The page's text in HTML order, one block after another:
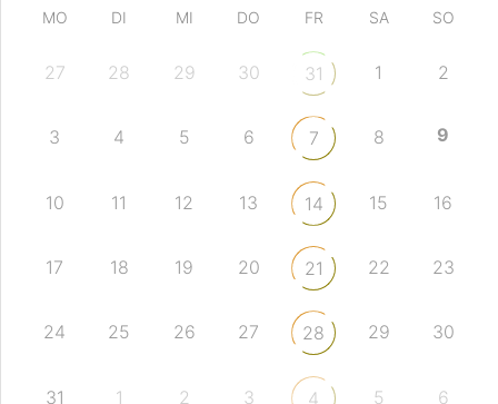
MO DI MI DO FR SA SO
27 28 29 30 31 1 2
3 4 5 6 7 8 9
10 11 12 13 14 15 16
17 18 19 20 21 22 23
24 25 26 27 28 29 30
31 1 2 3 4 5 6